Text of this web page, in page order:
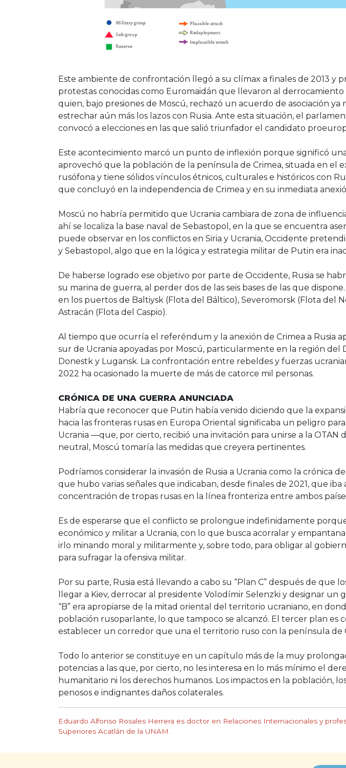
Este ambiente de confrontación llegó a su clímax a finales de 2013 y
protestas conocidas como Euromaidán que llevaron al
quien, bajo presiones de Moscú, rechazó un acuerdo de asociación
estrechar aún más los lazos con Rusia. Ante esta situación, el
convocó a elecciones en las que salió triunfador el candidato
Este acontecimiento marcó un punto de inflexión porque significó
aprovechó que la población de la península de Crimea, situada en el
rusófona y tiene sólidos vínculos étnicos, culturales e históricos con
que concluyó en la independencia de Crimea y en su inmediata
Moscú no habría permitido que Ucrania cambiara de zona de
ahí se localiza la base naval de Sebastopol, en la que se encuentra
puede observar en los conflictos en Siria y Ucrania, Occidente
y Sebastopol, algo que en la lógica y estrategia militar de Putin era
De haberse logrado ese objetivo por parte de Occidente, Rusia se
su marina de guerra, al perder dos de las seis bases de las que
en los puertos de Baltiysk (Flota del Báltico), Severomorsk (Flota del
Astracán (Flota del Caspio).
Al tiempo que ocurría el referéndum y la anexión de Crimea a Rusia
sur de Ucrania apoyadas por Moscú, particularmente en la región del
Donestk y Lugansk. La confrontación entre rebeldes y fuerzas
2022 ha ocasionado la muerte de más de catorce mil personas.
CRÓNICA DE UNA GUERRA ANUNCIADA
Habría que reconocer que Putin había venido diciendo que la
hacia las fronteras rusas en Europa Oriental significaba un peligro
Ucrania —que, por cierto, recibió una invitación para unirse a la
neutral, Moscú tomaría las medidas que creyera pertinentes.
Podríamos considerar la invasión de Rusia a Ucrania como la crónica
que hubo varias señales que indicaban, desde finales de 2021, que
concentración de tropas rusas en la línea fronteriza entre ambos
Es de esperarse que el conflicto se prolongue indefinidamente
económico y militar a Ucrania, con lo que busca acorralar y
irlo minando moral y militarmente y, sobre todo, para obligar al
para sufragar la ofensiva militar.
Por su parte, Rusia está llevando a cabo su “Plan C” después de que
llegar a Kiev, derrocar al presidente Volodímir Selenzki y designar
“B” era apropiarse de la mitad oriental del territorio ucraniano, en
población rusoparlante, lo que tampoco se alcanzó. El tercer plan es
establecer un corredor que una el territorio ruso con la península de
Todo lo anterior se constituye en un capítulo más de la muy
potencias a las que, por cierto, no les interesa en lo más mínimo el
humanitario ni los derechos humanos. Los impactos en la población,
penosos e indignantes daños colaterales.
Eduardo Alfonso Rosales Herrera es doctor en Relaciones Internacionales y
Superiores Acatlán de la UNAM.